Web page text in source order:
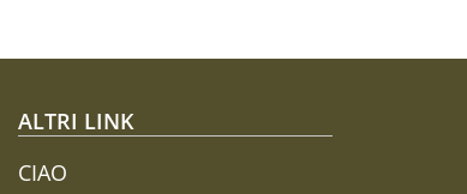
ALTRI LINK
CIAO